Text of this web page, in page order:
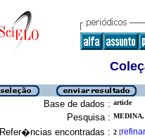
Base de dados : article
Pesquisa :
Refer�ncias encontradas : 2 [refinar